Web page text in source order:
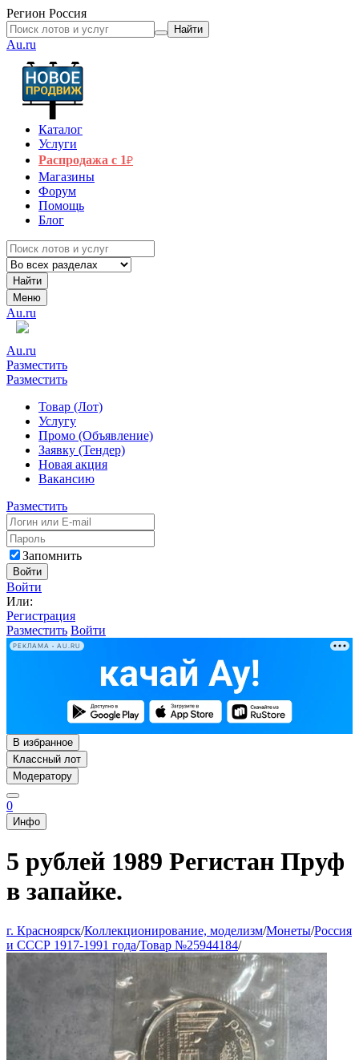
Регион Россия
Найти
Au.ru
Каталог
Услуги
Распродажа с 1₽
Магазины
Форум
Помощь
Блог
Найти
Меню
Au.ru
Au.ru
Разместить
Разместить
Товар (Лот)
Услугу
Промо (Объявление)
Заявку (Тендер)
Новая акция
Вакансию
Разместить
Запомнить
Войти
Войти
Или:
Регистрация
Разместить Войти
РЕКЛАМА • AU.RU
В избранное
Классный лот
Модератору
0
Инфо
5 рублей 1989 Регистан Пруф
в запайке.
г. Красноярск/Коллекционирование, моделизм/Монеты/Россия
и СССР 1917-1991 года/Товар №25944184/